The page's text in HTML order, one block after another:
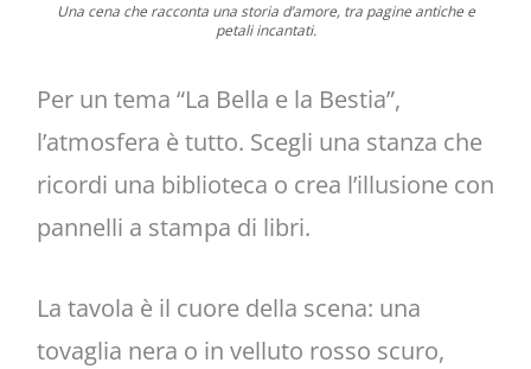
Una cena che racconta una storia d’amore, tra pagine antiche e
petali incantati.
Per un tema “La Bella e la Bestia”,
l’atmosfera è tutto. Scegli una stanza che
ricordi una biblioteca o crea l’illusione con
pannelli a stampa di libri.
La tavola è il cuore della scena: una
tovaglia nera o in velluto rosso scuro,